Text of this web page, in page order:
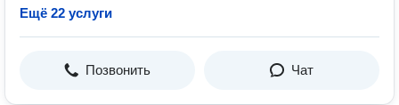
Ещё 22 услуги
Позвонить Чат